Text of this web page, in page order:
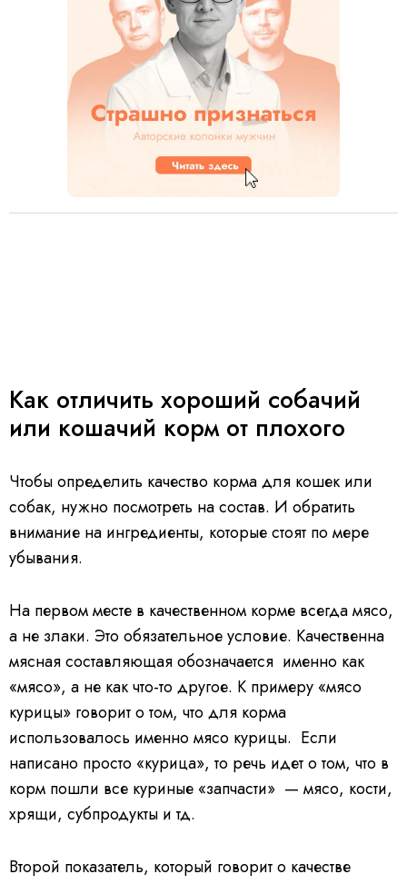
Как отличить хороший собачий
или кошачий корм от плохого
Чтобы определить качество корма для кошек или
собак, нужно посмотреть на состав. И обратить
внимание на ингредиенты, которые стоят по мере
убывания.
На первом месте в качественном корме всегда мясо,
а не злаки. Это обязательное условие. Качественна
мясная составляющая обозначается именно как
«мясо», а не как что-то другое. К примеру «мясо
курицы» говорит о том, что для корма
использовалось именно мясо курицы. Если
написано просто «курица», то речь идет о том, что в
корм пошли все куриные «запчасти» — мясо, кости,
хрящи, субпродукты и тд.
Второй показатель, который говорит о качестве